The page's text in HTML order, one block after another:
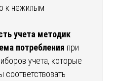
к нежилым
учета методик
потребления при
учета, которые